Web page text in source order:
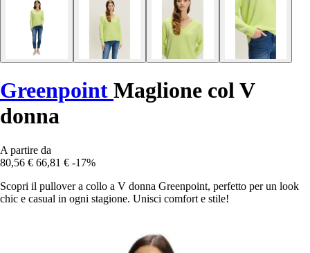
Greenpoint Maglione col V
donna
A partire da
80,56 € 66,81 € -17%
Scopri il pullover a collo a V donna Greenpoint, perfetto per un look
chic e casual in ogni stagione. Unisci comfort e stile!